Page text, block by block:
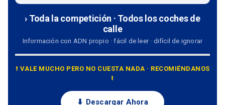
› Toda la competición · Todos los coches de
calle
Información con ADN propio · fácil de leer · difícil de ignorar
⭡ VALE MUCHO PERO NO CUESTA NADA · RECOMIÉNDANOS
⭡
⬇ Descargar Ahora